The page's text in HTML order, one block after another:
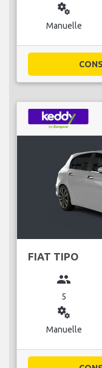
miscellaneous_services
Manuelle
FIAT TIPO
group
5
miscellaneous_services
Manuelle